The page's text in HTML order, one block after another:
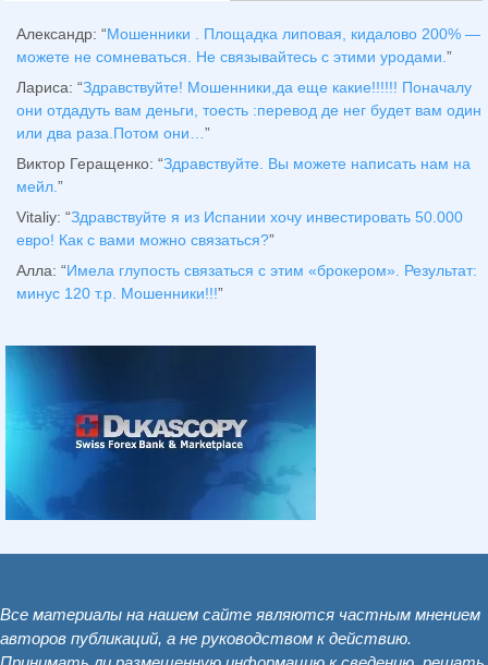
Александр: “Мошенники . Площадка липовая, кидалово 200% —
можете не сомневаться. Не связывайтесь с этими уродами. ”
Лариса: “Здравствуйтe! Мошенники,да еще какие!!!!!! Поначалу
они отдадуть вам деньги, тоесть :перевод де нег будет вам один
или два раза.Потом они… ”
Виктор Геращенко: “Здравствуйте. Вы можете написать нам на
мейл. ”
Vitaliy: “Здравствуйте я из Испании хочу инвестировать 50.000
евро! Как с вами можно связаться?”
Алла: “Имела глупость связаться с этим «брокером». Результат:
минус 120 т.р. Мошенники!!!”
Все материалы на нашем сайте являются частным мнением
авторов публикаций, а не руководством к действию.